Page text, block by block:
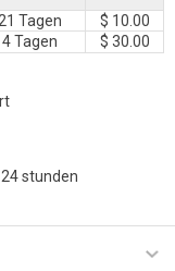
Tagen
$ 10.00
Tagen
$ 30.00
stunden